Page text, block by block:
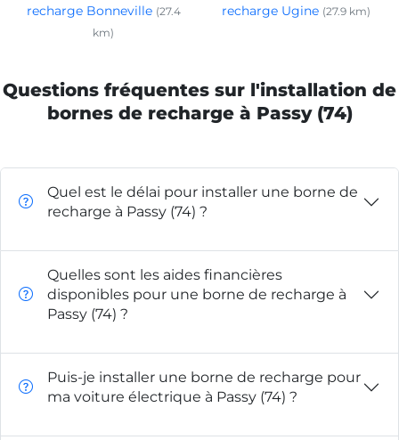
recharge Bonneville (27.4
km)
recharge Ugine (27.9 km)
Questions fréquentes sur l'installation de
bornes de recharge à Passy (74)
Quel est le délai pour installer une borne de
recharge à Passy (74) ?
Quelles sont les aides financières
disponibles pour une borne de recharge à
Passy (74) ?
Puis-je installer une borne de recharge pour
ma voiture électrique à Passy (74) ?